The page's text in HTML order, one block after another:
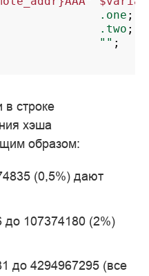
.one ;
.two ;
"" ;
в строке
хэша
образом:
(0,5%) дают
до 107374180 (2%)
до 4294967295 (все